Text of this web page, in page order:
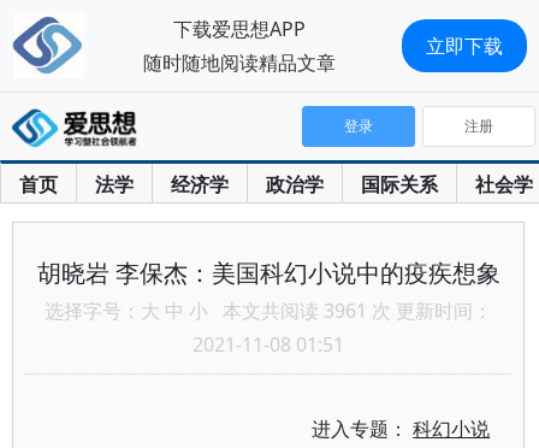
首页 法学 经济学 政治学 国际关系 社会学
登录 注册
胡晓岩 李保杰：美国科幻小说中的疫疾想象
选择字号： 大 中 小 本文共阅读 3961 次 更新时间：
2021-11-08 01:51
进入专题：科幻小说
下载爱思想APP
随时随地阅读精品文章
立即下载